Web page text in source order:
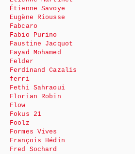
Étienne Savoye
Eugène Riousse
Fabcaro
Fabio Purino
Faustine Jacquot
Fayad Mohamed
Felder
Ferdinand Cazalis
ferri
Fethi Sahraoui
Florian Robin
Flow
Fokus 21
Foolz
Formes Vives
François Hédin
Fred Sochard